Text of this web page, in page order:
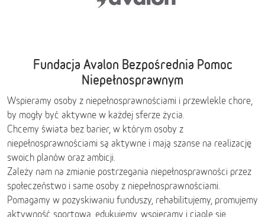
Fundacja Avalon Bezpośrednia Pomoc
Niepełnosprawnym
Wspieramy osoby z niepełnosprawnościami i przewlekle chore,
by mogły być aktywne w każdej sferze życia.
Chcemy świata bez barier, w którym osoby z
niepełnosprawnościami są aktywne i mają szanse na realizację
swoich planów oraz ambicji.
Zależy nam na zmianie postrzegania niepełnosprawności przez
społeczeństwo i same osoby z niepełnosprawnościami.
Pomagamy w pozyskiwaniu funduszy, rehabilitujemy, promujemy
aktywność sportową, edukujemy, wspieramy i ciągle się